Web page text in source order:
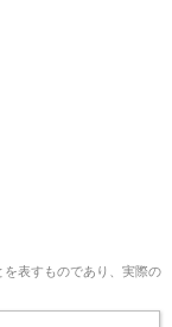
表すものであり、実際の